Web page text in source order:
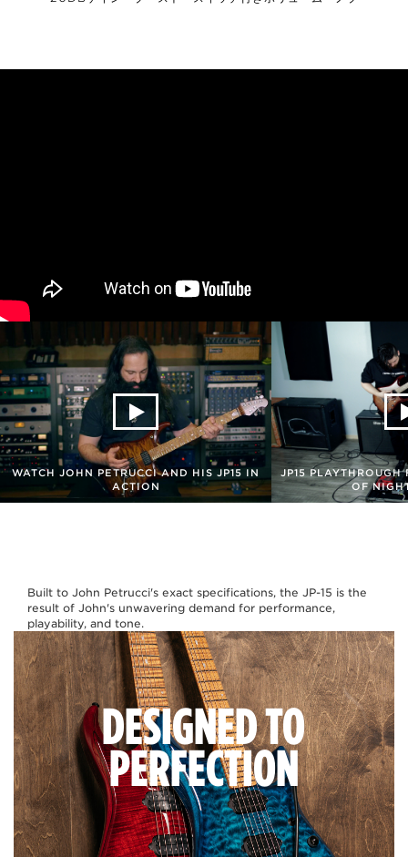
WATCH JOHN PETRUCCI AND HIS JP15 IN
ACTION
JP15
OF
DESIGNED TO
PERFECTION
Built to John Petrucci's exact specifications, the JP-15 is the
result of John's unwavering demand for performance,
playability, and tone.